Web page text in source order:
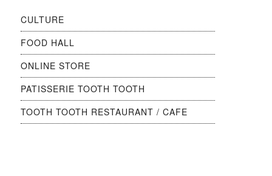
CULTURE
FOOD HALL
ONLINE STORE
PATISSERIE TOOTH TOOTH
TOOTH TOOTH RESTAURANT / CAFE